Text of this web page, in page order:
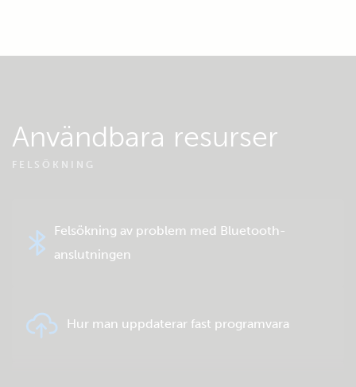
Användbara resurser
FELSÖKNING
Felsökning av problem med Bluetooth-
anslutningen
Hur man uppdaterar fast programvara